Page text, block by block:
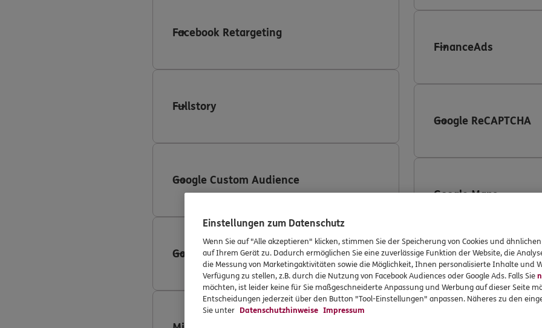
Facebook Retargeting
Fullstory
Google Custom Audience
Google Search Ads 360
FinanceAds
Google ReCAPTCHA
Google Maps
LinkedIn
Einstellungen zum Datenschutz
Wenn Sie auf "Alle akzeptieren" klicken, stimmen Sie der Speicherung von Cookies und
auf Ihrem Gerät zu. Dadurch ermöglichen Sie eine zuverlässige Funktion der Website, die
die Messung von Marketingaktivitäten sowie die Möglichkeit, Ihnen personalisierte Inhalte und
Verfügung zu stellen, z.B. durch die Nutzung von Facebook Audiences oder Google Ads. Falls Sie
möchten, ist leider keine für Sie maßgeschneiderte Anpassung und Werbung auf dieser Seite
Entscheidungen jederzeit über den Button "Tool-Einstellungen" anpassen. Näheres zu den
Sie unter Datenschutzhinweise Impressum